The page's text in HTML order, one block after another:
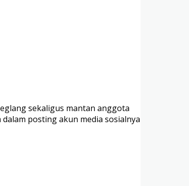
sekaligus mantan anggota
posting akun media sosialnya